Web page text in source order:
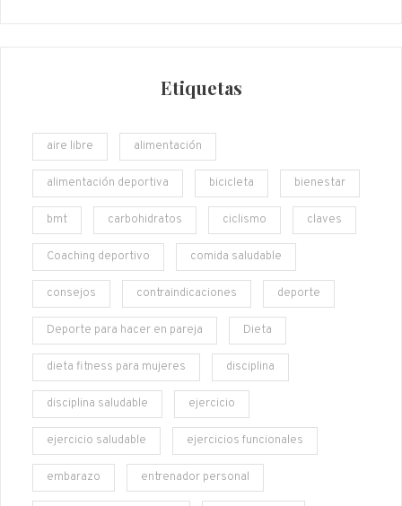
Etiquetas
aire libre alimentación
alimentación deportiva bicicleta bienestar
bmt carbohidratos ciclismo claves
Coaching deportivo comida saludable
consejos contraindicaciones deporte
Deporte para hacer en pareja Dieta
dieta fitness para mujeres disciplina
disciplina saludable ejercicio
ejercicio saludable ejercicios funcionales
embarazo entrenador personal